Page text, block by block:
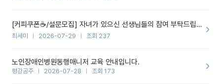
[커피쿠폰☕️/설문모집] 자녀가 있으신 선생님들의 참여 부탁드립니다!!
최세미 2026-07-29 조회 237
노인장애인병원동행매니저 교육 안내입니다.
평강공주 2026-07-28 조회 173